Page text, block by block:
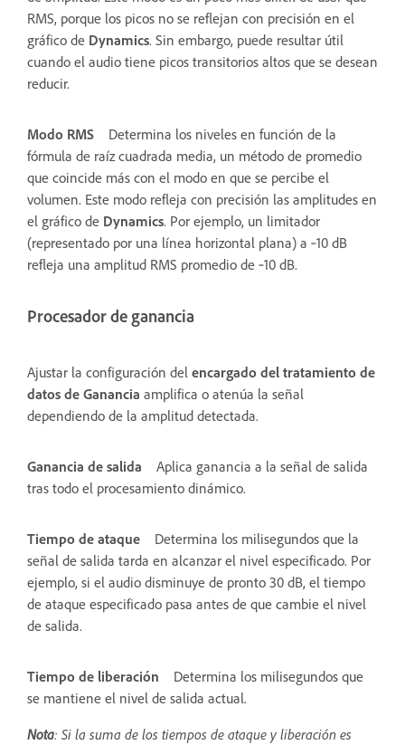
RMS, porque los picos no se reflejan con precisión en el
gráfico de Dynamics. Sin embargo, puede resultar útil
cuando el audio tiene picos transitorios altos que se desean
reducir.
Modo RMS
Determina los niveles en función de la
fórmula de raíz cuadrada media, un método de promedio
que coincide más con el modo en que se percibe el
volumen. Este modo refleja con precisión las amplitudes en
el gráfico de Dynamics. Por ejemplo, un limitador
(representado por una línea horizontal plana) a ‑10 dB
refleja una amplitud RMS promedio de ‑10 dB.
Procesador de ganancia
Ajustar la configuración del encargado del tratamiento de
datos de Ganancia amplifica o atenúa la señal
dependiendo de la amplitud detectada.
Ganancia de salida
Aplica ganancia a la señal de salida
tras todo el procesamiento dinámico.
Tiempo de ataque
Determina los milisegundos que la
señal de salida tarda en alcanzar el nivel especificado. Por
ejemplo, si el audio disminuye de pronto 30 dB, el tiempo
de ataque especificado pasa antes de que cambie el nivel
de salida.
Tiempo de liberación
Determina los milisegundos que
se mantiene el nivel de salida actual.
Nota: Si la suma de los tiempos de ataque y liberación es